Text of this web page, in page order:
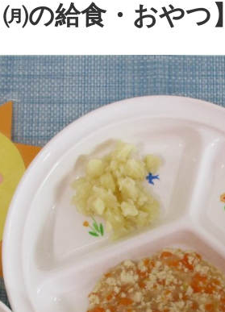
㈪の給食・おやつ】